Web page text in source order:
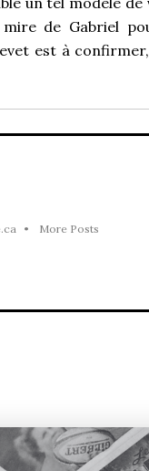
de Gabriel
est à
• More Posts